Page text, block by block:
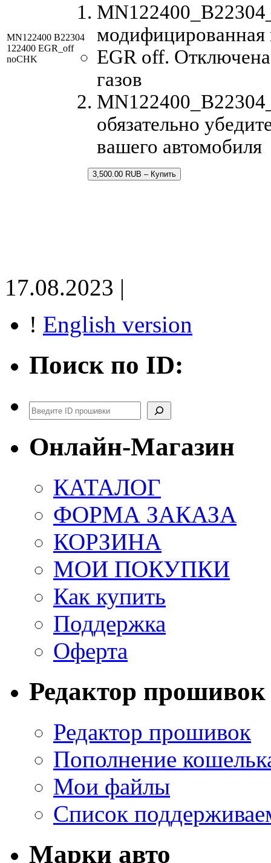
MN122400 B22304
122400 EGR_off
noCHK
EGR off.
газов
обязательно
вашего автомобиля
3,500.00 RUB – Купить
17.08.2023 |
! English version
Поиск по ID:
Поиск
Онлайн-Магазин
КАТАЛОГ
ФОРМА ЗАКАЗА
КОРЗИНА
МОИ ПОКУПКИ
Как купить
Поддержка
Оферта
Редактор прошивок
Редактор прошивок
Пополнение
Мои файлы
Список
Марки авто